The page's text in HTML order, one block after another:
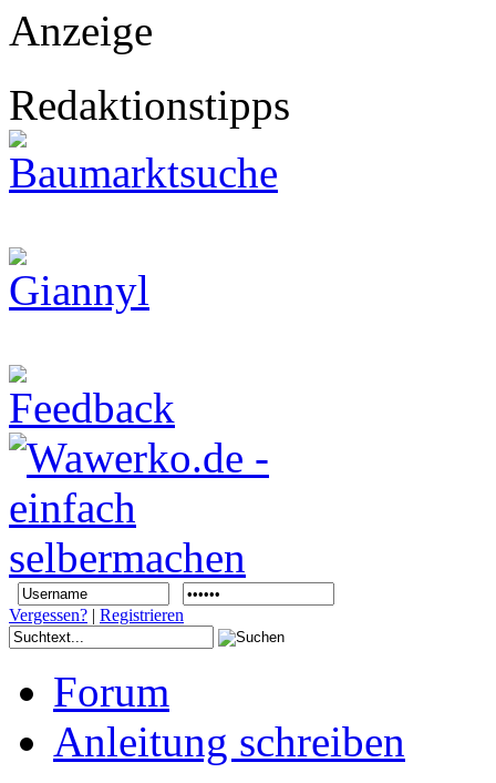
Anzeige
Redaktionstipps
Vergessen? | Registrieren
Forum
Anleitung schreiben